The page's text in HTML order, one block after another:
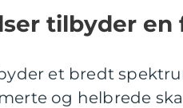
tilbyder en
et bredt
og helbrede